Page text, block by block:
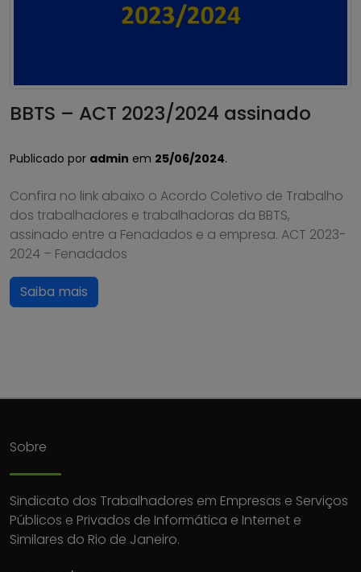
BBTS – ACT 2023/2024 assinado
Publicado por admin em 25/06/2024.
Confira no link abaixo o Acordo Coletivo de Trabalho
dos trabalhadores e trabalhadoras da BBTS,
assinado entre a Fenadados e a empresa. ACT 2023-
2024 – Fenadados
Saiba mais
Sobre
Sindicato dos Trabalhadores em Empresas e Serviços
Públicos e Privados de Informática e Internet e
Similares do Rio de Janeiro.